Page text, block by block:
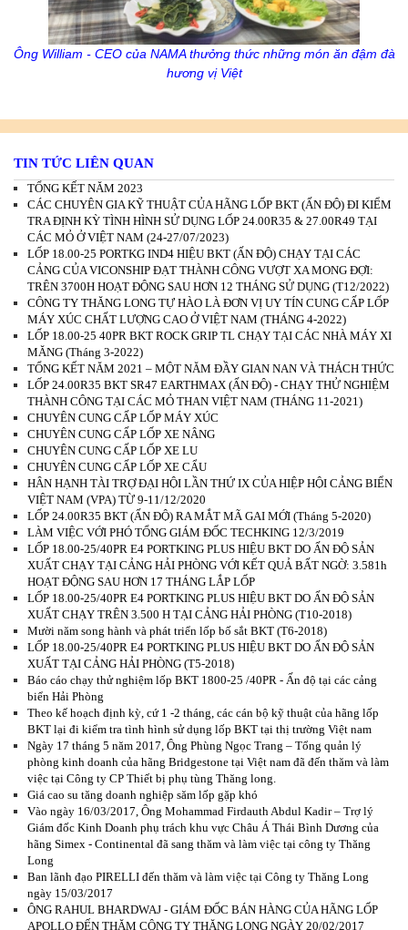
Ông William - CEO của NAMA thưởng thức những món ăn đậm đà
hương vị Việt
TIN TỨC LIÊN QUAN
TỔNG KẾT NĂM 2023
CÁC CHUYÊN GIA KỸ THUẬT CỦA HÃNG LỐP BKT (ẤN ĐỘ) ĐI KIỂM
TRA ĐỊNH KỲ TÌNH HÌNH SỬ DỤNG LỐP 24.00R35 & 27.00R49 TẠI
CÁC MỎ Ở VIỆT NAM (24-27/07/2023)
LỐP 18.00-25 PORTKG IND4 HIỆU BKT (ẤN ĐỘ) CHẠY TẠI CÁC
CẢNG CỦA VICONSHIP ĐẠT THÀNH CÔNG VƯỢT XA MONG ĐỢI:
TRÊN 3700H HOẠT ĐỘNG SAU HƠN 12 THÁNG SỬ DỤNG (T12/2022)
CÔNG TY THĂNG LONG TỰ HÀO LÀ ĐƠN VỊ UY TÍN CUNG CẤP LỐP
MÁY XÚC CHẤT LƯỢNG CAO Ở VIỆT NAM (THÁNG 4-2022)
LỐP 18.00-25 40PR BKT ROCK GRIP TL CHẠY TẠI CÁC NHÀ MÁY XI
MĂNG (Tháng 3-2022)
TỔNG KẾT NĂM 2021 – MỘT NĂM ĐẦY GIAN NAN VÀ THÁCH THỨC
LỐP 24.00R35 BKT SR47 EARTHMAX (ẤN ĐỘ) - CHẠY THỬ NGHIỆM
THÀNH CÔNG TẠI CÁC MỎ THAN VIỆT NAM (THÁNG 11-2021)
CHUYÊN CUNG CẤP LỐP MÁY XÚC
CHUYÊN CUNG CẤP LỐP XE NÂNG
CHUYÊN CUNG CẤP LỐP XE LU
CHUYÊN CUNG CẤP LỐP XE CẨU
HÂN HẠNH TÀI TRỢ ĐẠI HỘI LẦN THỨ IX CỦA HIỆP HỘI CẢNG BIỂN
VIỆT NAM (VPA) TỪ 9-11/12/2020
LỐP 24.00R35 BKT (ẤN ĐỘ) RA MẮT MÃ GAI MỚI (Tháng 5-2020)
LÀM VIỆC VỚI PHÓ TỔNG GIÁM ĐỐC TECHKING 12/3/2019
LỐP 18.00-25/40PR E4 PORTKING PLUS HIỆU BKT DO ẤN ĐỘ SẢN
XUẤT CHẠY TẠI CẢNG HẢI PHÒNG VỚI KẾT QUẢ BẤT NGỜ: 3.581h
HOẠT ĐỘNG SAU HƠN 17 THÁNG LẮP LỐP
LỐP 18.00-25/40PR E4 PORTKING PLUS HIỆU BKT DO ẤN ĐỘ SẢN
XUẤT CHẠY TRÊN 3.500 H TẠI CẢNG HẢI PHÒNG (T10-2018)
Mười năm song hành và phát triển lốp bố sắt BKT (T6-2018)
LỐP 18.00-25/40PR E4 PORTKING PLUS HIỆU BKT DO ẤN ĐỘ SẢN
XUẤT TẠI CẢNG HẢI PHÒNG (T5-2018)
Báo cáo chạy thử nghiệm lốp BKT 1800-25 /40PR - Ấn độ tại các cảng
biển Hải Phòng
Theo kế hoạch định kỳ, cứ 1 -2 tháng, các cán bộ kỹ thuật của hãng lốp
BKT lại đi kiểm tra tình hình sử dụng lốp BKT tại thị trường Việt nam
Ngày 17 tháng 5 năm 2017, Ông Phùng Ngọc Trang – Tổng quản lý
phòng kinh doanh của hãng Bridgestone tại Việt nam đã đến thăm và làm
việc tại Công ty CP Thiết bị phụ tùng Thăng long.
Giá cao su tăng doanh nghiệp săm lốp gặp khó
Vào ngày 16/03/2017, Ông Mohammad Firdauth Abdul Kadir – Trợ lý
Giám đốc Kinh Doanh phụ trách khu vực Châu Á Thái Bình Dương của
hãng Simex - Continental đã sang thăm và làm việc tại công ty Thăng
Long
Ban lãnh đạo PIRELLI đến thăm và làm việc tại Công ty Thăng Long
ngày 15/03/2017
ÔNG RAHUL BHARDWAJ - GIÁM ĐỐC BÁN HÀNG CỦA HÃNG LỐP
APOLLO ĐẾN THĂM CÔNG TY THĂNG LONG NGÀY 20/02/2017